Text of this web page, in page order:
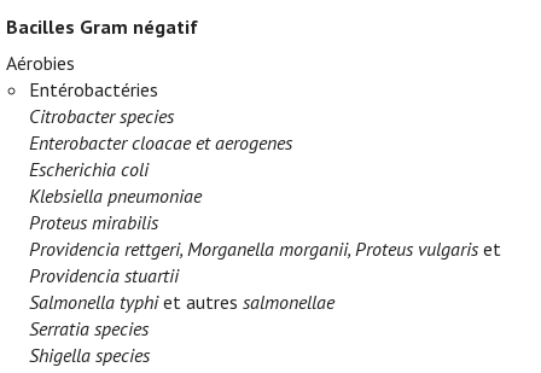
Bacilles Gram négatif
Aérobies
Entérobactéries
Citrobacter species
Enterobacter cloacae et aerogenes
Escherichia coli
Klebsiella pneumoniae
Proteus mirabilis
Providencia rettgeri, Morganella morganii, Proteus vulgaris et
Providencia stuartii
Salmonella typhiet autressalmonellae
Serratia species
Shigella species